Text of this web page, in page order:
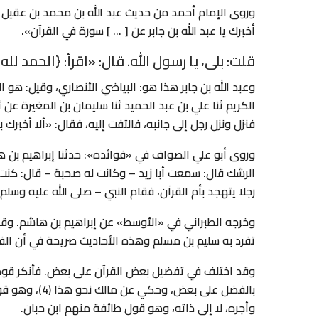
وروى الإمام أحمد من حديث عبد الله بن محمد بن عقيل
أخبرك يا عبد الله بن جابر عن [ … ] سورة في القرآن».
قلت: بلى، يا رسول الله. قال: «اقرأ: {الحمد
وعبد الله بن جابر هذا هو: البياضي الأنصاري، وقيل:
الكريم ثنا علي بن عبد الحميد ثنا سليمان بن
فنزل ونزل رجل إلى جانبه، فالتفت إليه، فقال: «ألا
وروى أبو علي الصواف في «فوائده»: حدثنا إبراهيم بن
الرشك قال: سمعت أبا زيد – وكانت له صحبة – قال:
رجلا يتهجد بأم القرآن، فقام النبي – صلى الله عليه
وخرجه الطبراني في «الأوسط» عن إبراهيم بن هاشم.
تفرد به سليم بن مسلم وهذه الأحاديث صريحة في أن
وقد اختلف في تفضيل بعض القرآن على بعض. فأنكر
بالفضل على
وأجره، لا إلى ذاته، وهو قول طائفة منهم ابن حبان.